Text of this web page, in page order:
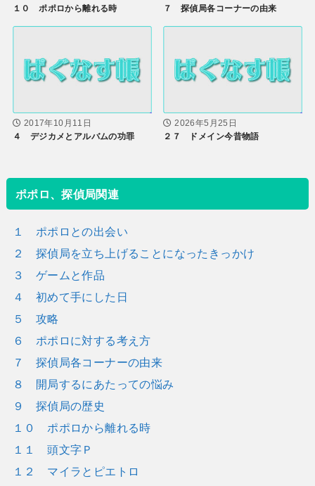
１０ ポポロから離れる時 ７ 探偵局各コーナーの由来
2017年10月11日
４ デジカメとアルバムの功罪
2026年5月25日
２７ ドメイン今昔物語
ポポロ、探偵局関連
１ ポポロとの出会い
２ 探偵局を立ち上げることになったきっかけ
３ ゲームと作品
４ 初めて手にした日
５ 攻略
６ ポポロに対する考え方
７ 探偵局各コーナーの由来
８ 開局するにあたっての悩み
９ 探偵局の歴史
１０ ポポロから離れる時
１１ 頭文字Ｐ
１２ マイラとピエトロ